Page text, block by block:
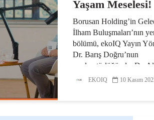
Yaşam Meselesi!
Borusan Holding’in
İlham Buluşmaları’nın
bölümü, ekoIQ Yayın
Dr. Barış Doğru’nun
moderatörlüğünde, Dr.
Canbolat söyleşisiyle
EKOIQ 10 Kasım